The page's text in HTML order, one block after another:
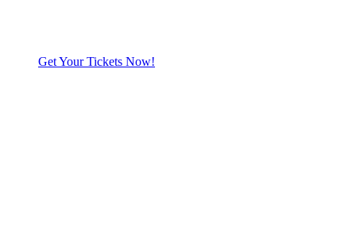
Get Your Tickets Now!